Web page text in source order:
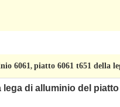
6061, piatto 6061 t651 della
di alluminio del